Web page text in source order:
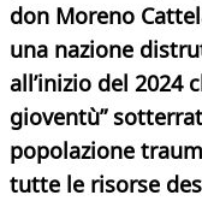
don Moreno
una nazione
all’inizio del 2024
gioventù”
popolazione
tutte le risorse